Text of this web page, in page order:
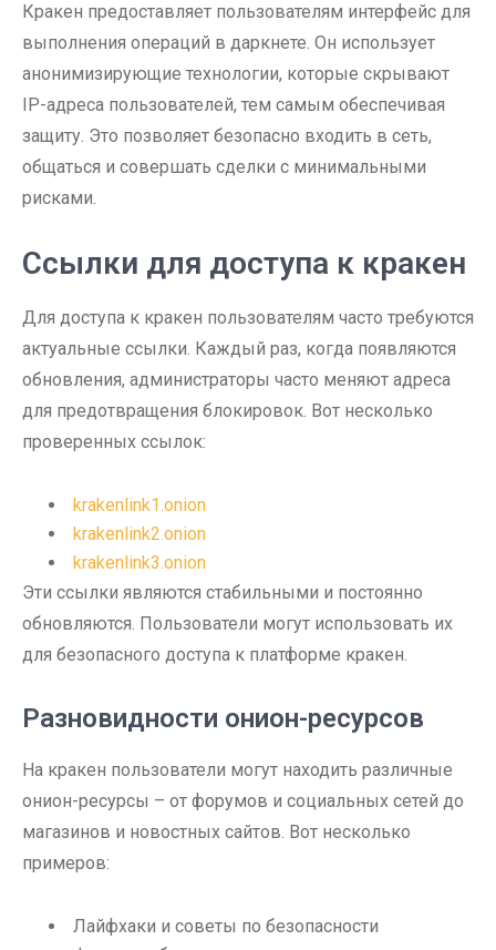
Кракен предоставляет пользователям интерфейс для
выполнения операций в даркнете. Он использует
анонимизирующие технологии, которые скрывают
IP-адреса пользователей, тем самым обеспечивая
защиту. Это позволяет безопасно входить в сеть,
общаться и совершать сделки с минимальными
рисками.
Ссылки для доступа к кракен
Для доступа к кракен пользователям часто требуются
актуальные ссылки. Каждый раз, когда появляются
обновления, администраторы часто меняют адреса
для предотвращения блокировок. Вот несколько
проверенных ссылок:
krakenlink1.onion
krakenlink2.onion
krakenlink3.onion
Эти ссылки являются стабильными и постоянно
обновляются. Пользователи могут использовать их
для безопасного доступа к платформе кракен.
Разновидности онион-ресурсов
На кракен пользователи могут находить различные
онион-ресурсы – от форумов и социальных сетей до
магазинов и новостных сайтов. Вот несколько
примеров:
Лайфхаки и советы по безопасности